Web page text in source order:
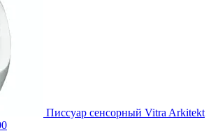
Писсуар сенсорный Vitra Arkitekt